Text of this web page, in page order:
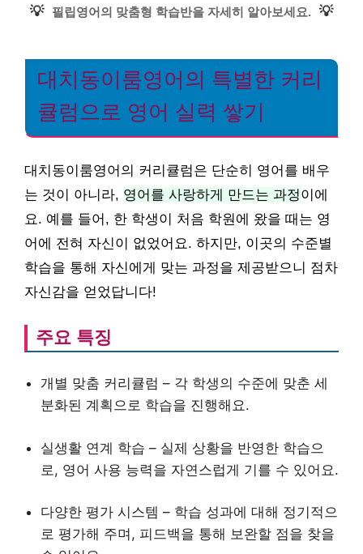
💡 필립영어의 맞춤형 학습반을 자세히 알아보세요. 💡
대치동이룸영어의 특별한 커리
큘럼으로 영어 실력 쌓기
대치동이룸영어의 커리큘럼은 단순히 영어를 배우
는 것이 아니라, 영어를 사랑하게 만드는 과정이에
요. 예를 들어, 한 학생이 처음 학원에 왔을 때는 영
어에 전혀 자신이 없었어요. 하지만, 이곳의 수준별
학습을 통해 자신에게 맞는 과정을 제공받으니 점차
자신감을 얻었답니다!
주요 특징
개별 맞춤 커리큘럼 – 각 학생의 수준에 맞춘 세
분화된 계획으로 학습을 진행해요.
실생활 연계 학습 – 실제 상황을 반영한 학습으
로, 영어 사용 능력을 자연스럽게 기를 수 있어요.
다양한 평가 시스템 – 학습 성과에 대해 정기적으
로 평가해 주며, 피드백을 통해 보완할 점을 찾을